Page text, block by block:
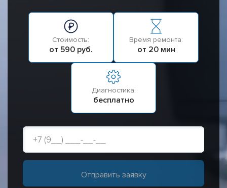
Стоимость:
от 590 руб.
Время ремонта:
от 20 мин
Диагностика:
бесплатно